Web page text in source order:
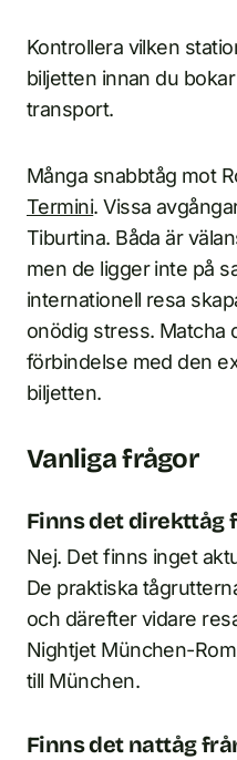
Kontrollera vilken
biljetten innan du
transport.
Många snabbtåg mot
Termini. Vissa
Tiburtina. Båda är
men de ligger inte på
internationell resa
onödig stress. Matcha
förbindelse med den
biljetten.
Vanliga frågor
Finns det direkttåg
Nej. Det finns inget
De praktiska
och därefter vidare
Nightjet München-
till München.
Finns det nattåg